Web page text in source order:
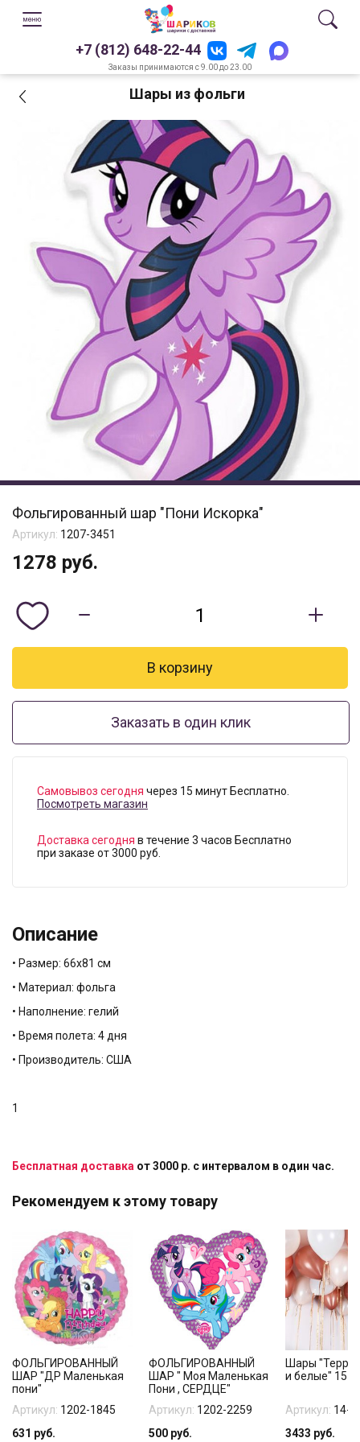
+7 (812) 648-22-44
Заказы принимаются с 9.00 до 23.00
Шары из фольги
Фольгированный шар "Пони Искорка"
Артикул: 1207-3451
1278 руб.
Заказать в один клик
Самовывоз сегодня через 15 минут Бесплатно.
Посмотреть магазин
Доставка сегодня в течение 3 часов Бесплатно
при заказе от 3000 руб.
Описание
• Размер: 66х81 см
• Материал: фольга
• Наполнение: гелий
• Время полета: 4 дня
• Производитель: США
1
Бесплатная доставка от 3000 р. с интервалом в один час.
Рекомендуем к этому товару
ФОЛЬГИРОВАННЫЙ
ШАР "ДР Маленькая
пони"
Артикул: 1202-1845
631 руб.
ФОЛЬГИРОВАННЫЙ
ШАР " Моя Маленькая
Пони , СЕРДЦЕ"
Артикул: 1202-2259
500 руб.
Шары
и белые" 15
Артикул: 14-
3433 руб.